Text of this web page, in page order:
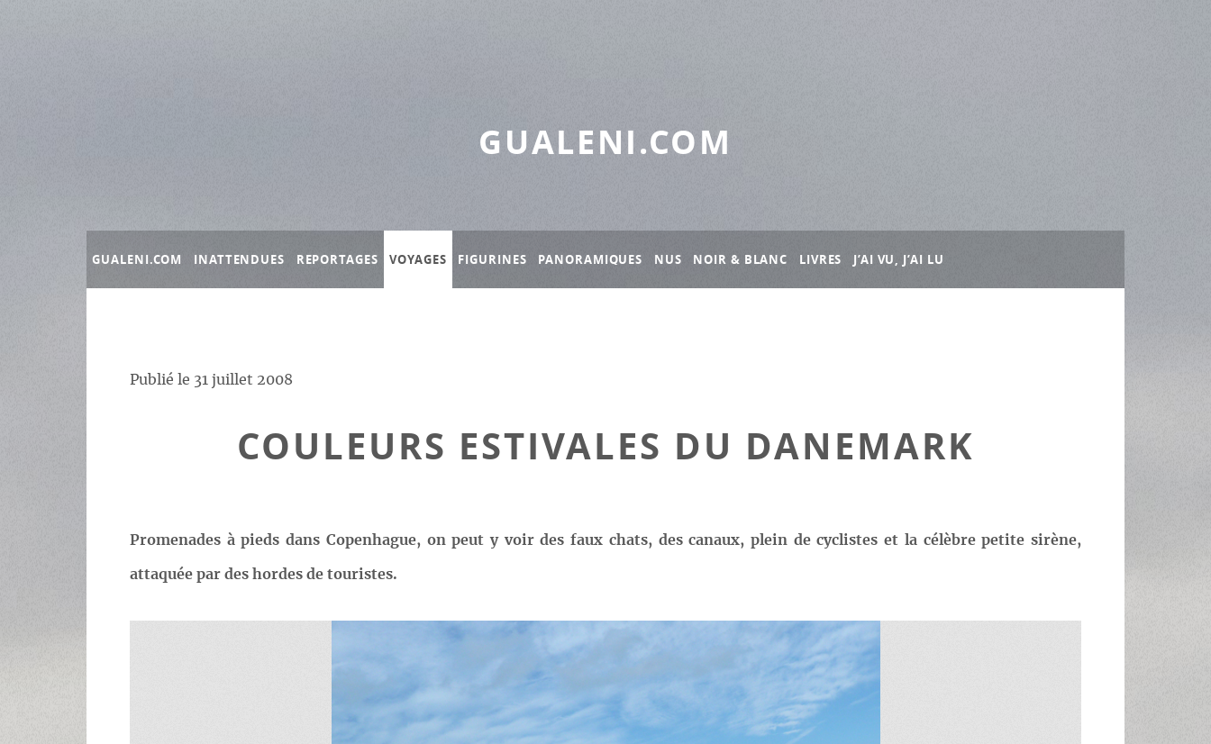
GUALENI.COM
GUALENI.COM INATTENDUES REPORTAGES VOYAGES FIGURINES PANORAMIQUES NUS NOIR & BLANC LIVRES J’AI VU, J’AI LU
Publié le 31 juillet 2008
COULEURS ESTIVALES DU DANEMARK
Promenades à pieds dans Copenhague, on peut y voir des faux chats, des canaux, plein de cyclistes et la célèbre petite sirène,
attaquée par des hordes de touristes.